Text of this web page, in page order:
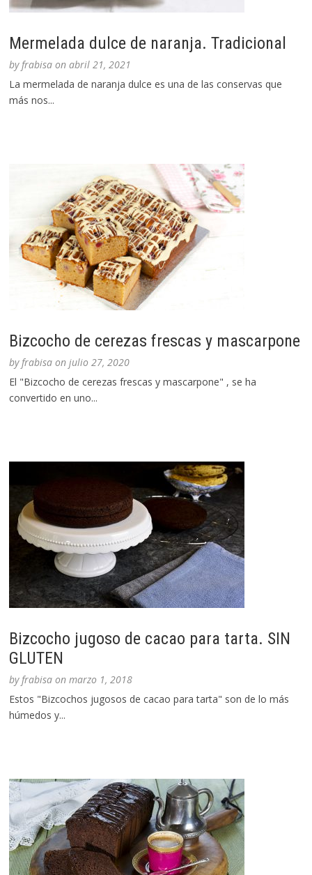
Mermelada dulce de naranja. Tradicional
byfrabisa onabril 21, 2021
La mermelada de naranja dulce es una de las conservas que
más nos...
Bizcocho de cerezas frescas y mascarpone
byfrabisa onjulio 27, 2020
El "Bizcocho de cerezas frescas y mascarpone" , se ha
convertido en uno...
Bizcocho jugoso de cacao para tarta. SIN
GLUTEN
byfrabisa onmarzo 1, 2018
Estos "Bizcochos jugosos de cacao para tarta" son de lo más
húmedos y...